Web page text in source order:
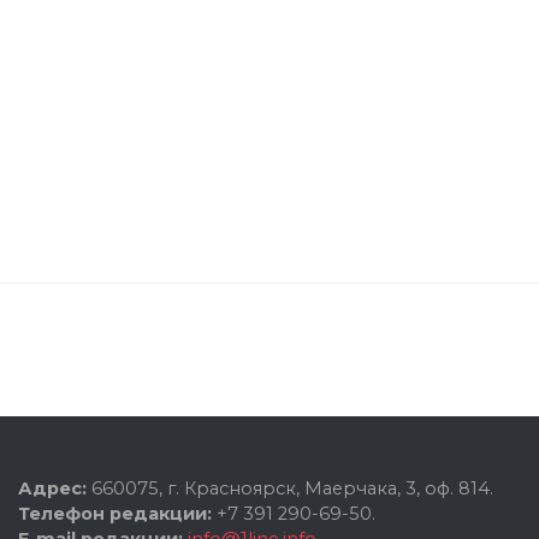
Адрес: 660075, г. Красноярск, Маерчака, 3, оф. 814.
Телефон редакции: +7 391 290-69-50.